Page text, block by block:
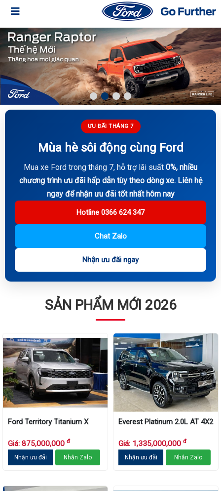
ƯU ĐÃI THÁNG 7
Mùa hè sôi động cùng Ford
Mua xe Ford trong tháng 7, hỗ trợ lãi suất 0%, nhiều
chương trình ưu đãi hấp dẫn tùy theo dòng xe. Liên hệ
ngay để nhận ưu đãi tốt nhất hôm nay
Hotline 0366 624 347
Chat Zalo
Nhận ưu đãi ngay
SẢN PHẨM MỚI 2026
Ford Territory Titanium X
Giá: 875,000,000 đ
Nhận ưu đãi Nhắn Zalo
Everest Platinum 2.0L AT 4X2
Giá: 1,335,000,000 đ
Nhận ưu đãi Nhắn Zalo